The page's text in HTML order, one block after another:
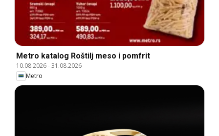
Metro katalog Roštilj meso i pomfrit
10.08.2026-31.08.2026
Metro